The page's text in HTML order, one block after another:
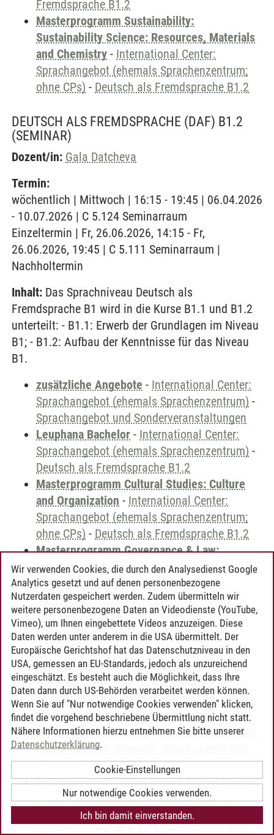
Fremdsprache B1.2
Masterprogramm Sustainability:
Sustainability Science: Resources, Materials
and Chemistry - International Center:
Sprachangebot (ehemals Sprachenzentrum;
ohne CPs) - Deutsch als Fremdsprache B1.2
DEUTSCH ALS FREMDSPRACHE (DAF) B1.2
(SEMINAR)
Dozent/in: Gala Datcheva
Termin:
wöchentlich | Mittwoch | 16:15 - 19:45 | 06.04.2026
- 10.07.2026 | C 5.124 Seminarraum
Einzeltermin | Fr, 26.06.2026, 14:15 - Fr,
26.06.2026, 19:45 | C 5.111 Seminarraum |
Nachholtermin
Inhalt: Das Sprachniveau Deutsch als
Fremdsprache B1 wird in die Kurse B1.1 und B1.2
unterteilt: - B1.1: Erwerb der Grundlagen im Niveau
B1; - B1.2: Aufbau der Kenntnisse für das Niveau
B1.
zusätzliche Angebote - International Center:
Sprachangebot (ehemals Sprachenzentrum) -
Sprachangebot und Sonderveranstaltungen
Leuphana Bachelor - International Center:
Sprachangebot (ehemals Sprachenzentrum) -
Deutsch als Fremdsprache B1.2
Masterprogramm Cultural Studies: Culture
and Organization - International Center:
Sprachangebot (ehemals Sprachenzentrum;
ohne CPs) - Deutsch als Fremdsprache B1.2
Masterprogramm Governance & Law:
International Economic Law-International
Center: Sprachangebot (ehemals
Sprachenzentrum; ohne CPs) -Deutsch als
Fremdsprache B1.2
Masterprogramm Governance & Law:
International Law of Global Security, Peace
and Development-International Center:
Sprachangebot (ehemals Sprachenzentrum;
ohne CPs)-Deutsch als Fremdsprache B1.2
Masterprogramm Governance & Law: Public
Affairs and Democracy-International Center:
Sprachangebot (ehemals Sprachenzentrum;
ohne CPs)-Deutsch als Fremdsprache B1.2
Masterprogramm Governance & Law: Public
Affairs and Economics-International Center:
Sprachangebot (ehemals Sprachenzentrum;
ohne CPs)-Deutsch als Fremdsprache B1.2
Wir verwenden Cookies, die durch den Analysedienst Google
Analytics gesetzt und auf denen personenbezogene
Nutzerdaten gespeichert werden. Zudem übermitteln wir
weitere personenbezogene Daten an Videodienste (YouTube,
Vimeo), um Ihnen eingebettete Videos anzuzeigen. Diese
Daten werden unter anderem in die USA übermittelt. Der
Europäische Gerichtshof hat das Datenschutzniveau in den
USA, gemessen an EU-Standards, jedoch als unzureichend
eingeschätzt. Es besteht auch die Möglichkeit, dass Ihre
Daten dann durch US-Behörden verarbeitet werden können.
Wenn Sie auf "Nur notwendige Cookies verwenden" klicken,
findet die vorgehend beschriebene Übermittlung nicht statt.
Nähere Informationen hierzu entnehmen Sie bitte unserer
Datenschutzerklärung.
Cookie-Einstellungen
Nur notwendige Cookies verwenden.
Ich bin damit einverstanden.